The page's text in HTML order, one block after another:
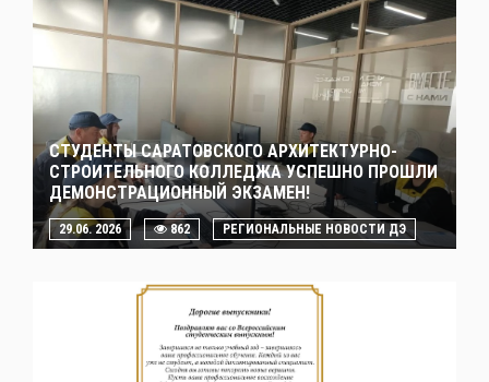
СТУДЕНТЫ САРАТОВСКОГО АРХИТЕКТУРНО-
СТРОИТЕЛЬНОГО КОЛЛЕДЖА УСПЕШНО ПРОШЛИ
ДЕМОНСТРАЦИОННЫЙ ЭКЗАМЕН!
29.06. 2026 862 РЕГИОНАЛЬНЫЕ НОВОСТИ ДЭ